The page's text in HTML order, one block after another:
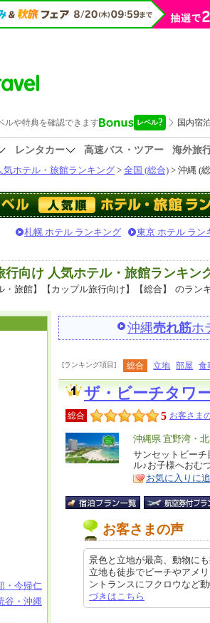
レンタカー 高速バス・ツアー
海外旅
気ホテル・旅館ランキング > 全国 (総合) > 沖縄 (
札幌 ホテル ランキング 東京 ホテル ラン
行向け 人気ホテル・旅館ランキン
・旅館】【カップル旅行向け】【総合】 のラン
沖縄売れ筋ホ
[ランキング項目] 総合 立地 部屋 食
ザ・ビーチタワ
総合 5 お客さま
エ
リ
ア
沖縄県 宜野湾・
特
徴
サンセットビー
ル♪お子様へおむ
お気に入りに
お客さまの声
景色と立地が最高、動物に
立地も徒歩でビーチやアメ
ントランスにフクロウなど
づきはこちら
・今帰仁
谷・沖縄